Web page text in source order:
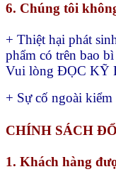
6. Chúng tôi
+ Thiệt hại phát
phẩm có trên bao
Vui lòng ĐỌC KỸ
+ Sự cố ngoài
CHÍNH SÁCH
1. Khách hàng